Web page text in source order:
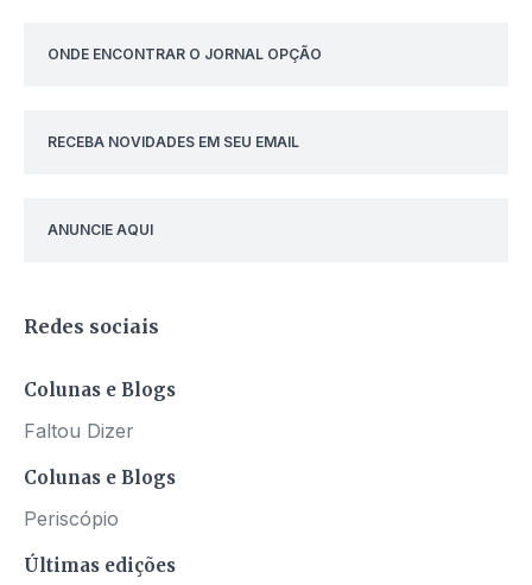
ONDE ENCONTRAR O JORNAL OPÇÃO
RECEBA NOVIDADES EM SEU EMAIL
ANUNCIE AQUI
Redes sociais
Colunas e Blogs
Faltou Dizer
Colunas e Blogs
Periscópio
Últimas edições